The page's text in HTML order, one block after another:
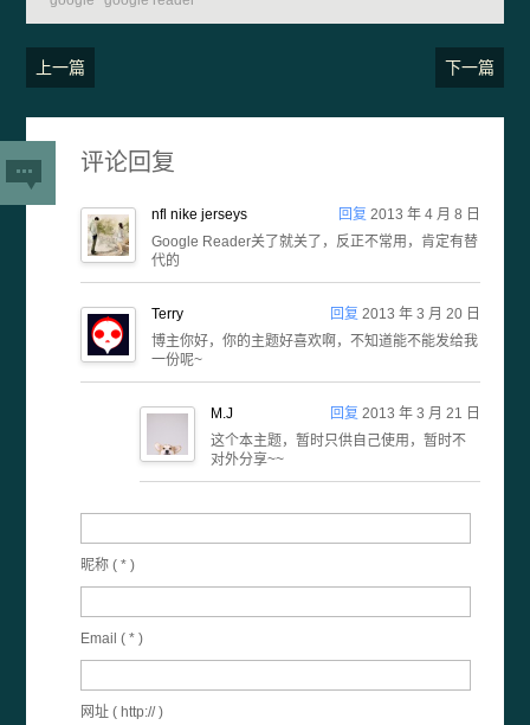
上一篇 下一篇
评论回复
回复 2013 年 4 月 8 日
nfl nike jerseys
Google Reader关了就关了，反正不常用，肯定有替
代的
回复 2013 年 3 月 20 日
Terry
博主你好，你的主题好喜欢啊，不知道能不能发给我
一份呢~
回复 2013 年 3 月 21 日
M.J
这个本主题，暂时只供自己使用，暂时不
对外分享~~
昵称 (* )
Email (* )
网址 ( http:// )